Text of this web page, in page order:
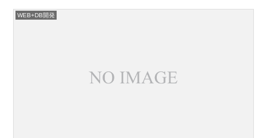
WEB+DB開発